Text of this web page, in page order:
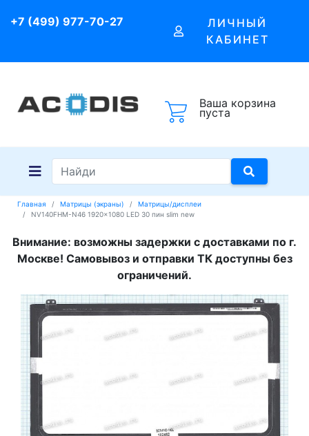
+7 (499) 977-70-27
ЛИЧНЫЙ
КАБИНЕТ
Ваша корзина
пуста
Главная Матрицы (экраны)
Матрицы/дисплеи
NV140FHM-N46 1920x1080 LED 30 пин slim new
Внимание: возможны задержки с доставками по г.
Москве! Самовывоз и отправки ТК доступны без
ограничений.